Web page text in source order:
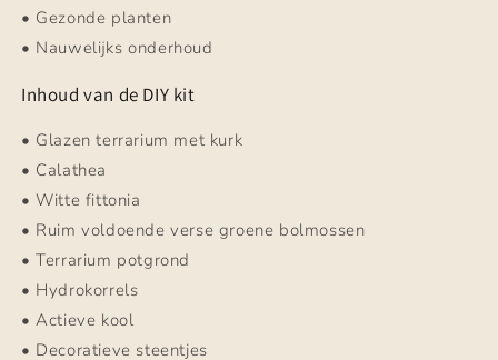
• Gezonde planten
• Nauwelijks onderhoud
Inhoud van de DIY kit
• Glazen terrarium met kurk
• Calathea
• Witte fittonia
• Ruim voldoende verse groene bolmossen
• Terrarium potgrond
• Hydrokorrels
• Actieve kool
• Decoratieve steentjes